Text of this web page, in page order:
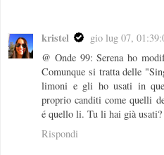
kristel
gio lug 07,
@ Onde 99: Serena ho
Comunque si tratta delle
limoni e gli ho usati in
proprio canditi come quelli
é quello li. Tu li hai già usati?
Rispondi